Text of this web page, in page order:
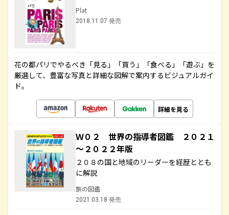
Plat
2018.11.07 発売
花の都パリでやるべき「見る」「買う」「食べる」「遊ぶ」を
厳選して、豊富な写真と詳細な図解で案内するビジュアルガイ
ド。
詳細を見る
Ｗ０２ 世界の指導者図鑑 ２０２１
～２０２２年版
２０８の国と地域のリーダーを経歴ととも
に解説
旅の図鑑
2021.03.18 発売